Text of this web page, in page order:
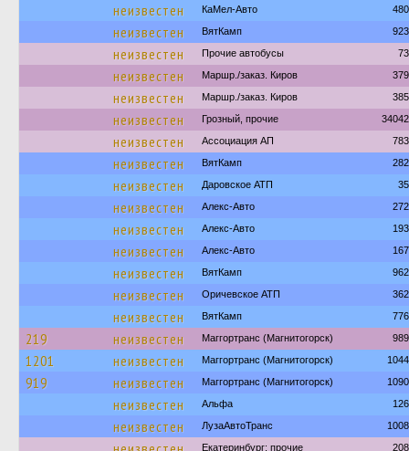
неизвестен КаМел-Авто
неизвестен ВятКамп
неизвестен Прочие автобусы
неизвестен Маршр./заказ. Киров
неизвестен Маршр./заказ. Киров
неизвестен Грозный, прочие
неизвестен Ассоциация АП
неизвестен ВятКамп
неизвестен Даровское АТП
неизвестен Алекс-Авто
неизвестен Алекс-Авто
неизвестен Алекс-Авто
неизвестен ВятКамп
неизвестен Оричевское АТП
неизвестен ВятКамп
219 неизвестен Маггортранс (Магнитогорск)
1201 неизвестен Маггортранс (Магнитогорск)
919 неизвестен Маггортранс (Магнитогорск)
неизвестен Альфа
неизвестен ЛузаАвтоТранс
Екатеринбург: прочие